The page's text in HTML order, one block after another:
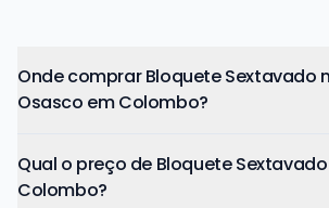
Onde comprar Bloquete Sextavado
Osasco em Colombo?
Qual o preço de Bloquete
Colombo?